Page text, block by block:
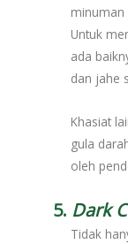
minuman
Untuk
ada
dan jahe
Khasiat
gula
oleh
5. Dark
Tidak